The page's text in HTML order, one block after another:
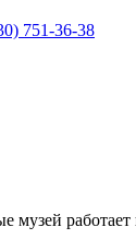
751-36-38
музей